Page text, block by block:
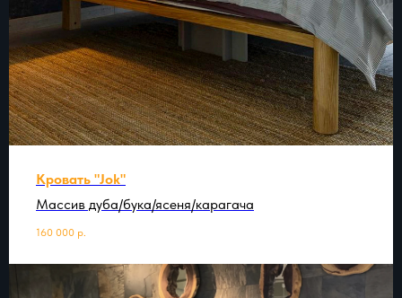
Кровать "Jok"
Массив дуба/бука/ясеня/карагача
160 000 р.